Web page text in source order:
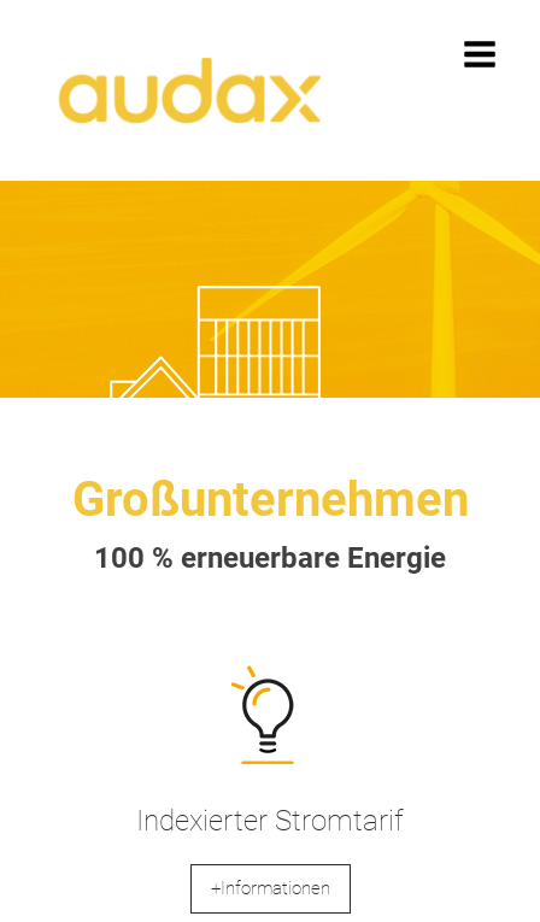
Großunternehmen
100 % erneuerbare Energie
Indexierter Stromtarif
+Informationen